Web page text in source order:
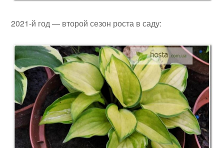
2021-й год — второй сезон роста в саду: